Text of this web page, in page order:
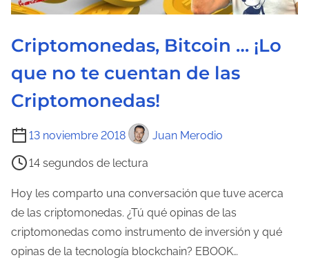
l
e
r
d
a
Criptomonedas, Bitcoin … ¡Lo
que no te cuentan de las
Criptomonedas!
13 noviembre 2018 Juan Merodio
T
e
m
p
o
d
14 segundos de lectura
Hoy les comparto una conversación que tuve acerca
de las criptomonedas. ¿Tú qué opinas de las
criptomonedas como instrumento de inversión y qué
opinas de la tecnología blockchain? EBOOK…